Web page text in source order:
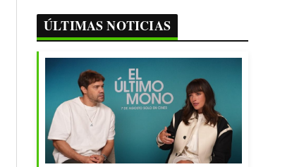
ÚLTIMAS NOTICIAS